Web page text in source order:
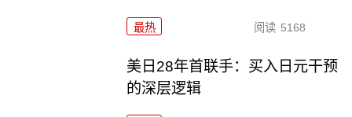
最热 阅读 5168
美日28年首联手：买入日元干预
的深层逻辑